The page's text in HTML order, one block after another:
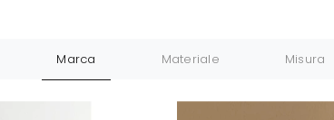
Marca Materiale Misura